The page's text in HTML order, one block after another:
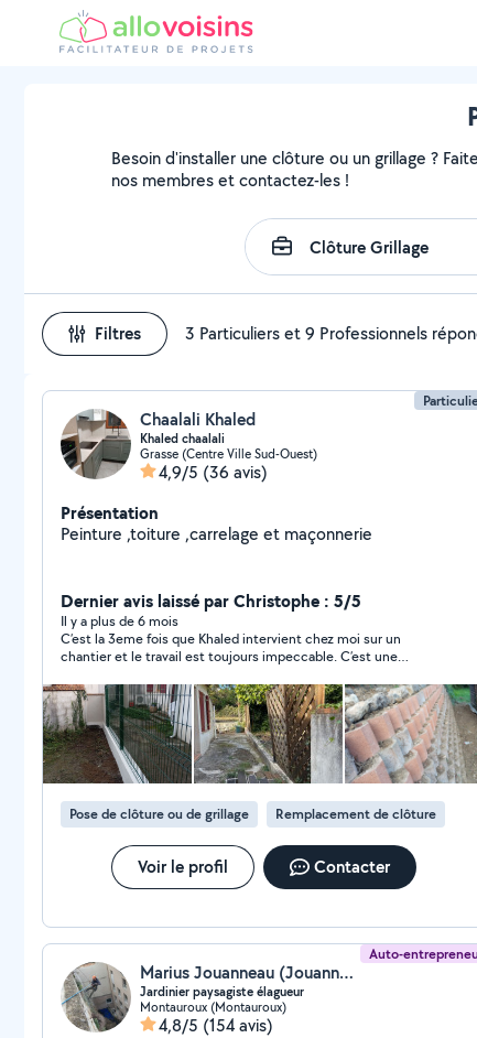
Besoin d'installer une clôture ou un grillage ?
nos membres et contactez-les !
Filtres 3 Particuliers et 9 Professionnels
Chaalali Khaled
Khaled chaalali
Grasse (Centre Ville Sud-Ouest)
4,9/5 (36 avis)
Présentation
Peinture ,toiture ,carrelage et maçonnerie
Dernier avis laissé par Christophe : 5/5
Il y a plus de 6 mois
C’est la 3eme fois que Khaled intervient chez moi sur un
chantier et le travail est toujours impeccable. C’est une
toujours impeccable.
Pose de clôture ou de grillage Remplacement de clôture
Voir le profil Contacter
Auto-
Marius Jouanneau (Jouanneau Marius)
Jardinier paysagiste élagueur
Montauroux (Montauroux)
4,8/5 (154 avis)